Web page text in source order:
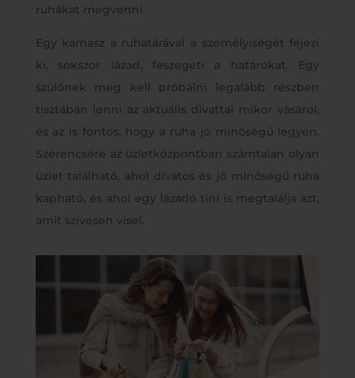
ruhákat megvenni.
Egy kamasz a ruhatárával a személyiségét fejezi
ki, sokszor lázad, feszegeti a határokat. Egy
szülőnek meg kell próbálni legalább részben
tisztában lenni az aktuális divattal mikor vásárol,
és az is fontos, hogy a ruha jó minőségű legyen.
Szerencsére az üzletközpontban számtalan olyan
üzlet található, ahol divatos és jó minőségű ruha
kapható, és ahol egy lázadó tini is megtalálja azt,
amit szívesen visel.